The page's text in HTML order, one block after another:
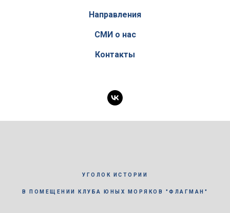
Направления
СМИ о нас
Контакты
УГОЛОК ИСТОРИИ
В ПОМЕЩЕНИИ КЛУБА ЮНЫХ МОРЯКОВ "ФЛАГМАН"